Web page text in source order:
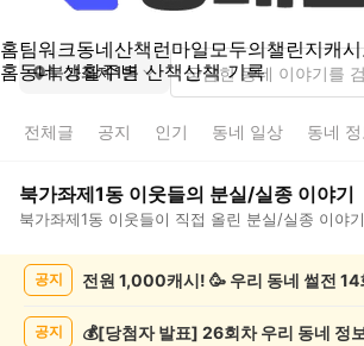
홈팀워크동네산책 런마일모두의챌린지캐
홈동네 생활주변 산책산책 기록
북가좌제1동
전체글 공지 인기 동네 일상 동네 정
북가좌제1동 이웃들의 분실/실종 이야기
북가좌제1동 이웃들이 직접 올린 분실/실종 이야
공지 전원 1,000캐시! 🥳 우리 동네 썰전
공지